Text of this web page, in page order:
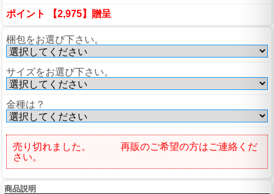
ポイント 【2,975】贈呈
梱包をお選び下さい。
サイズをお選び下さい。
金種は？
売り切れました。 再販のご希望の方はご連絡くだ
さい。
商品説明